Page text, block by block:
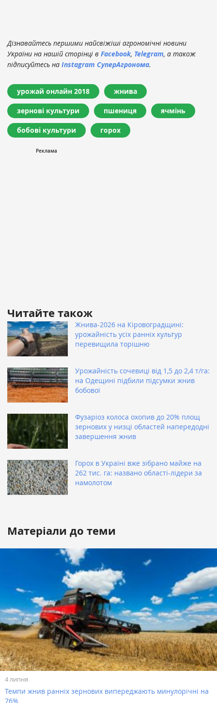
Дізнавайтесь першими найсвіжіші агрономічні новини
України на нашій сторінці в Facebook, Telegram, а також
підписуйтесь на Instagram СуперАгронома.
урожай онлайн 2018 жнива
зернові культури пшениця ячмінь
бобові культури горох
Читайте також
Жнива-2026 на Кіровоградщині:
урожайність усіх ранніх культур
перевищила торішню
Урожайність сочевиці від 1,5 до 2,4 т/га:
на Одещині підбили підсумки жнив
бобової
Фузаріоз колоса охопив до 20% площ
зернових у низці областей напередодні
завершення жнив
Горох в Україні вже зібрано майже на
262 тис. га: названо області-лідери за
намолотом
Матеріали до теми
4 липня
Темпи жнив ранніх зернових випереджають минулорічні на
76%